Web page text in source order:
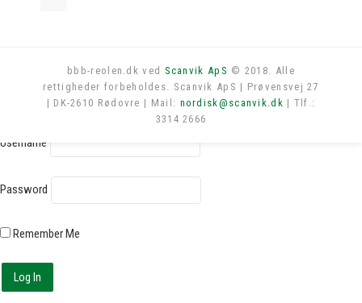
bbb-reolen.dk ved Scanvik ApS © 2018. Alle
rettigheder forbeholdes. Scanvik ApS | Prøvensvej 27
| DK-2610 Rødovre | Mail: nordisk@scanvik.dk | Tlf.:
3314 2666
Log in
Username
Password
Remember Me